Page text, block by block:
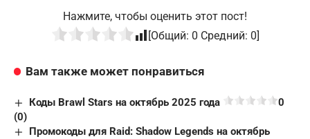
Нажмите, чтобы оценить этот пост!
[Общий: 0 Средний: 0]
Вам также может понравиться
Коды Brawl Stars на октябрь 2025 года
0
(0)
Промокоды для Raid: Shadow Legends на октябрь